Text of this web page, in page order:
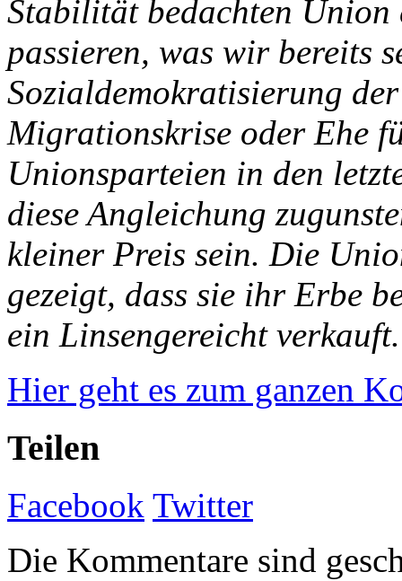
Stabilität bedachten
passieren, was wir bereits
Sozialdemokratisierung
Migrationskrise oder Ehe
Unionsparteien in den
diese Angleichung
kleiner Preis sein. Die
gezeigt, dass sie ihr Erbe
ein Linsengereicht
Hier geht es zum ganzen
Teilen
Facebook Twitter
Die Kommentare sind